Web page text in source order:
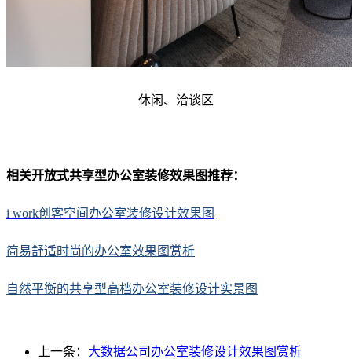
休闲、洽谈区
相关开放式共享型办公室装修效果图推荐：
i work创客空间办公室装修设计效果图
简易舒适时尚的办公室效果图赏析
自然平衡的共享型高档办公室装修设计实景图
上一条： 大数据公司办公室装修设计效果图赏析